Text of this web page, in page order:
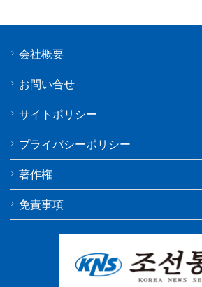
会社概要
お問い合せ
サイトポリシー
プライバシーポリシー
著作権
免責事項